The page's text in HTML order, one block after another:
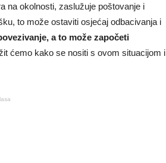
na okolnosti, zaslužuje poštovanje i
to može ostaviti osjećaj odbacivanja i
a to može započeti
ćemo kako se nositi s ovom situacijom i